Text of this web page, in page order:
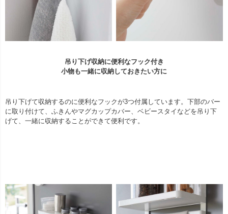
吊り下げ収納に便利なフック付き
小物も一緒に収納しておきたい方に
吊り下げて収納するのに便利なフックが3つ付属しています。下部のバー
に取り付けて、ふきんやマグカップカバー、ベビースタイなどを吊り下
げて、一緒に収納することができて便利です。